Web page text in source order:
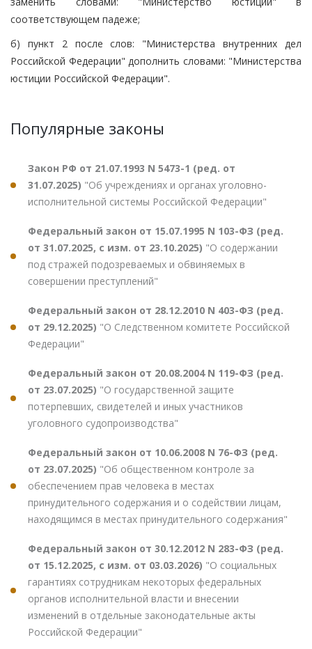
соответствующем падеже;
б) пункт 2 после слов: "Министерства внутренних дел
Российской Федерации" дополнить словами: "Министерства
юстиции Российской Федерации".
Популярные законы
Закон РФ от 21.07.1993 N 5473-1 (ред. от
31.07.2025) "Об учреждениях и органах уголовно-
исполнительной системы Российской Федерации"
Федеральный закон от 15.07.1995 N 103-ФЗ (ред.
от 31.07.2025, с изм. от 23.10.2025) "О содержании
под стражей подозреваемых и обвиняемых в
совершении преступлений"
Федеральный закон от 28.12.2010 N 403-ФЗ (ред.
от 29.12.2025) "О Следственном комитете Российской
Федерации"
Федеральный закон от 20.08.2004 N 119-ФЗ (ред.
от 23.07.2025) "О государственной защите
потерпевших, свидетелей и иных участников
уголовного судопроизводства"
Федеральный закон от 10.06.2008 N 76-ФЗ (ред.
от 23.07.2025) "Об общественном контроле за
обеспечением прав человека в местах
принудительного содержания и о содействии лицам,
находящимся в местах принудительного содержания"
Федеральный закон от 30.12.2012 N 283-ФЗ (ред.
от 15.12.2025, с изм. от 03.03.2026) "О социальных
гарантиях сотрудникам некоторых федеральных
органов исполнительной власти и внесении
изменений в отдельные законодательные акты
Российской Федерации"